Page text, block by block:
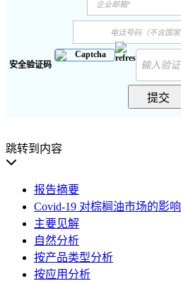
安全验证码
提交
跳转到内容
报告摘要
Covid-19 对棕榈油市场的影响
主要见解
自然分析
按产品类型分析
按应用分析